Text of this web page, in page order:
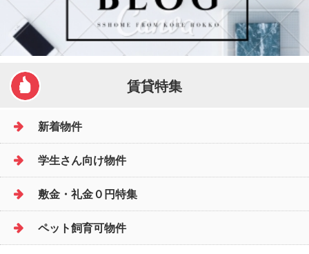
賃貸特集
新着物件
学生さん向け物件
敷金・礼金０円特集
ペット飼育可物件